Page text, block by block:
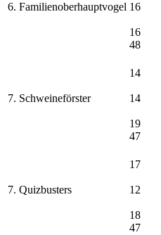
6. Familienoberhauptvogel 16
16
48
7. Schweineförster
14
14
19
47
7. Quizbusters
17
12
18
47